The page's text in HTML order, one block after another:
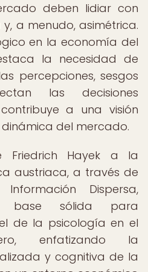
deben lidiar con
a menudo, asimétrica.
en la economía del
la necesidad de
percepciones, sesgos
las decisiones
a una visión
del mercado.
Friedrich Hayek a la
austriaca, a través de
Dispersa,
base sólida para
de la psicología en el
enfatizando la
y cognitiva de la